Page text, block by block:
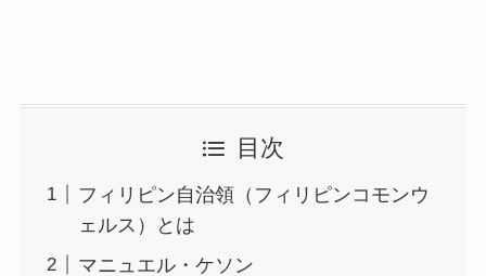
目次
フィリピン自治領（フィリピンコモンウ
ェルス）とは
マニュエル・ケソン